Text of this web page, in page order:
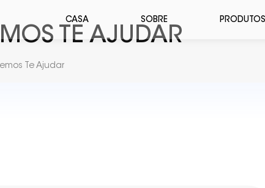
CASA SOBRE PRODUTOS
TE AJUDAR
Te Ajudar